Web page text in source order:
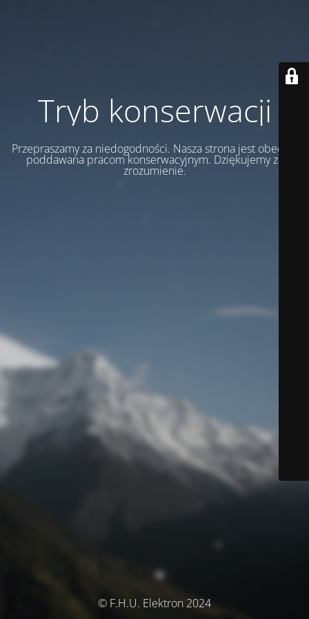
Tryb konserwacji
Przepraszamy za niedogodności. Nasza strona jest obecnie
poddawana pracom konserwacyjnym. Dziękujemy za
zrozumienie.
© F.H.U. Elektron 2024